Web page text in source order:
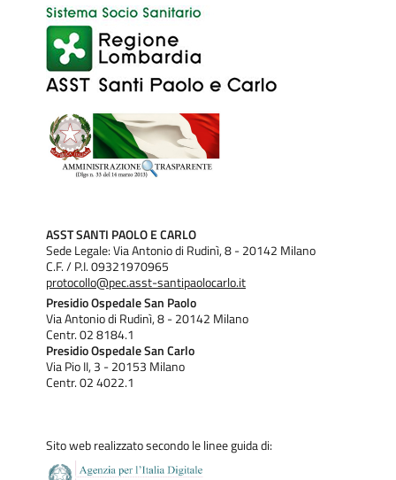
ASST SANTI PAOLO E CARLO
Sede Legale: Via Antonio di Rudinì, 8 - 20142 Milano
C.F. / P.I. 09321970965
protocollo@pec.asst-santipaolocarlo.it
Presidio Ospedale San Paolo
Via Antonio di Rudinì, 8 - 20142 Milano
Centr. 02 8184.1
Presidio Ospedale San Carlo
Via Pio II, 3 - 20153 Milano
Centr. 02 4022.1
Sito web realizzato secondo le linee guida di: